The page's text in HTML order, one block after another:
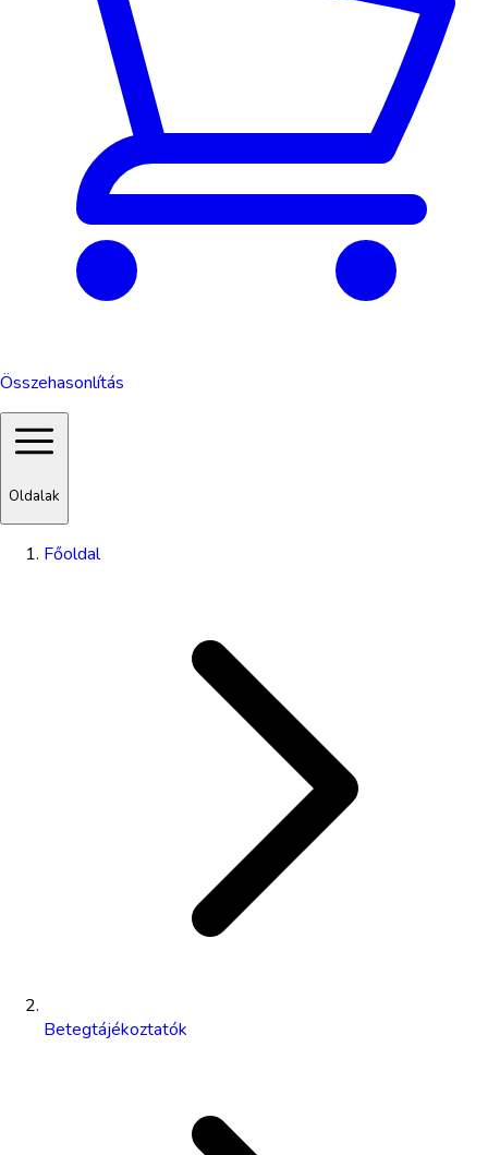
Összehasonlítás
Oldalak
Főoldal
Betegtájékoztatók